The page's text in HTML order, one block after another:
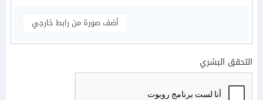
أضف صورة من رابط خارجي
التحقق البشري